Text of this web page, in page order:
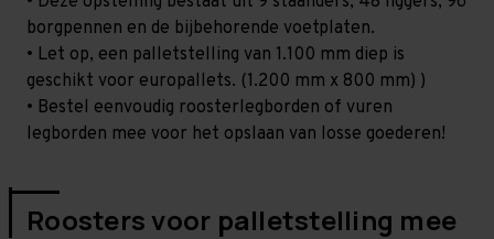
borgpennen en de bijbehorende voetplaten.
• Let op, een palletstelling van 1.100 mm diep is
geschikt voor europallets. (1.200 mm x 800 mm) )
• Bestel eenvoudig roosterlegborden of vuren
legborden mee voor het opslaan van losse goederen!
Roosters voor palletstelling mee